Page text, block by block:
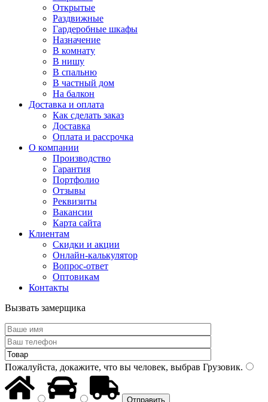
Открытые
Раздвижные
Гардеробные шкафы
Назначение
В комнату
В нишу
В спальню
В частный дом
На балкон
Доставка и оплата
Как сделать заказ
Доставка
Оплата и рассрочка
О компании
Производство
Гарантия
Портфолио
Отзывы
Реквизиты
Вакансии
Карта сайта
Клиентам
Скидки и акции
Онлайн-калькулятор
Вопрос-ответ
Оптовикам
Контакты
Вызвать замерщика
Пожалуйста, докажите, что вы человек, выбрав Грузовик.